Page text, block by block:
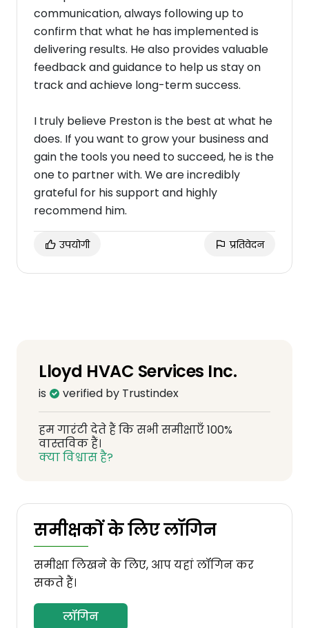
communication, always following up to
confirm that what he has implemented is
delivering results. He also provides valuable
feedback and guidance to help us stay on
track and achieve long-term success.
I truly believe Preston is the best at what he
does. If you want to grow your business and
gain the tools you need to succeed, he is the
one to partner with. We are incredibly
grateful for his support and highly
recommend him.
उपयोगी प्रतिवेदन
Lloyd HVAC Services Inc.
is verified by Trustindex
हम गारंटी देते हैं कि सभी समीक्षाएँ 100%
वास्तविक हैं।
क्या विश्वास है?
समीक्षकों के लिए लॉगिन
समीक्षा लिखने के लिए, आप यहां लॉगिन कर
सकते हैं।
लॉगिन